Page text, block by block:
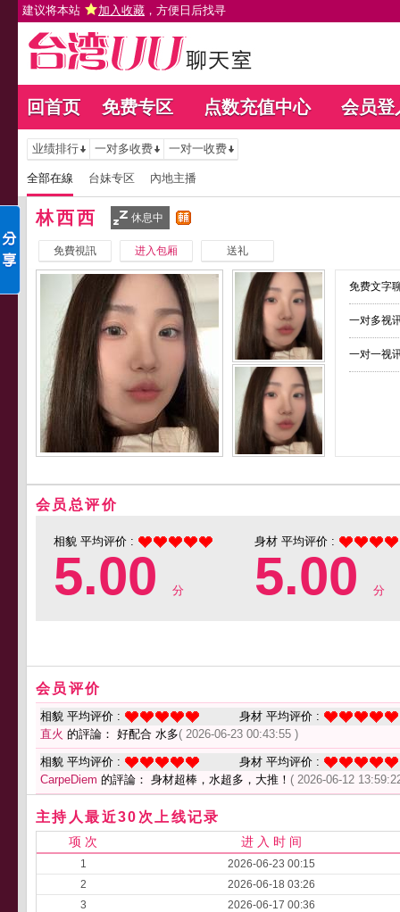
建议将本站 加入收藏 ，方便日后找寻
回首页 免费专区 点数充值中心 会员登
业绩排行 一对多收费 一对一收费
全部在線 台妹专区 內地主播
林西西 休息中
免費視訊 进入包厢 送礼
免费文字
一对多视
一对一视
会员总评价
相貌 平均评价 :
5.00 分
身材 平均评价 :
5.00 分
会员评价
相貌 平均评价 :
身材 平均评价 :
直火 的評論： 好配合 水多( 2026-06-23 00:43:55 )
相貌 平均评价 :
身材 平均评价 :
CarpeDiem 的評論： 身材超棒，水超多，大推！ ( 2026-06-12
主持人最近30次上线记录
项 次 进 入 时 间
1
2026-06-23 00:15
2
2026-06-18 03:26
3
2026-06-17 00:36